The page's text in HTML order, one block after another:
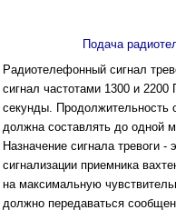
Подача
Радиотелефонный сигнал
сигнал частотами 1300 и
секунды. Продолжительность
должна составлять до одной
Назначение сигнала тревоги -
сигнализации приемника
на максимальную
должно передаваться